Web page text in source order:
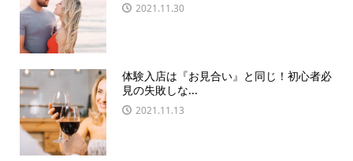
2021.11.30
体験入店は『お見合い』と同じ！初心者必
見の失敗しな...
2021.11.13